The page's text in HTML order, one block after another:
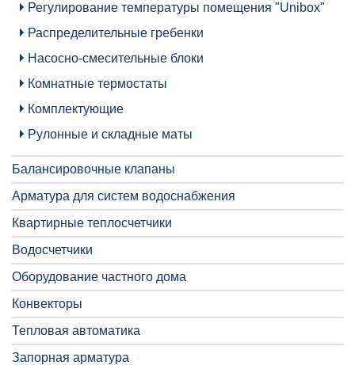
Регулирование температуры помещения "Unibox"
Распределительные гребенки
Насосно-смесительные блоки
Комнатные термостаты
Комплектующие
Рулонные и складные маты
Балансировочные клапаны
Арматура для систем водоснабжения
Квартирные теплосчетчики
Водосчетчики
Оборудование частного дома
Конвекторы
Тепловая автоматика
Запорная арматура